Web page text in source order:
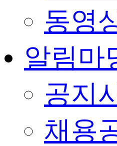
동영
알림마
공지
채용